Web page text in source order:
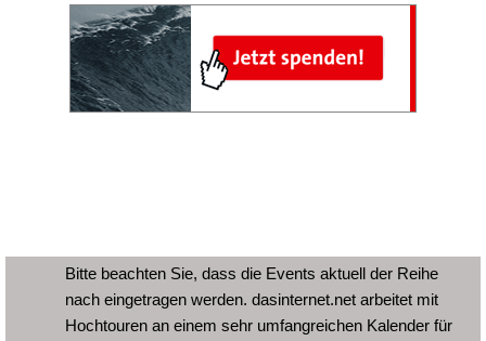
Bitte beachten Sie, dass die Events aktuell der Reihe
nach eingetragen werden. dasinternet.net arbeitet mit
Hochtouren an einem sehr umfangreichen Kalender für